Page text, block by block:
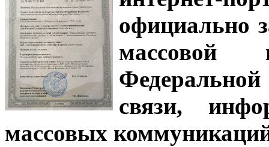
официально
связи,
массовых